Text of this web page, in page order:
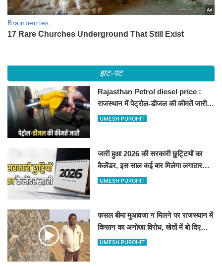
झट-पट
Rajasthan Petrol diesel price :
राजस्थान में पेट्रोल-डीजल की कीमतें जारी,
जानिए बीकानेर समेत पुरे प्रदेश में नए रेट
UMESH PUROHIT
जारी हुआ 2026 की सरकारी छुट्टियों का
कैलेंडर, इस साल कई बार मिलेगा लगातार
अवकाश, देखें
UMESH PUROHIT
फसल बीमा मुआवजा न मिलने पर राजस्थान में
किसान का अनोखा विरोध, खेतों में बो दिए
500-500 रुपए के नोट, वीडियो वायरल
UMESH PUROHIT